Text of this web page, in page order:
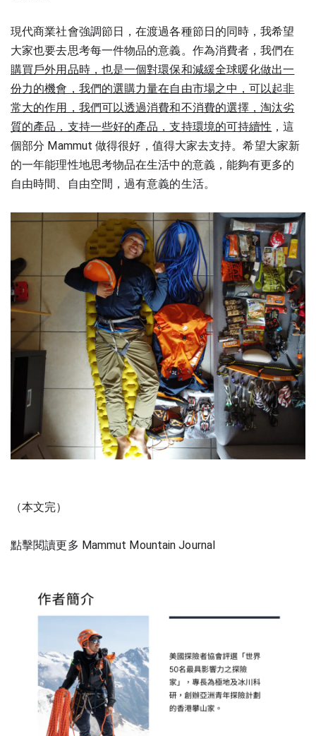
現代商業社會強調節日，在渡過各種節日的同時，我希望
大家也要去思考每一件物品的意義。作為消費者，我們在
購買戶外用品時，也是一個對環保和減緩全球暖化做出一
份力的機會，我們的選購力量在自由市場之中，可以起非
常大的作用，我們可以透過消費和不消費的選擇，淘汰劣
質的產品，支持一些好的產品，支持環境的可持續性 ，這
個部分 Mammut 做得很好，值得大家去支持。希望大家新
的一年能理性地思考物品在生活中的意義，能夠有更多的
自由時間、自由空間，過有意義的生活。
（本文完）
點擊閱讀更多 Mammut Mountain Journal